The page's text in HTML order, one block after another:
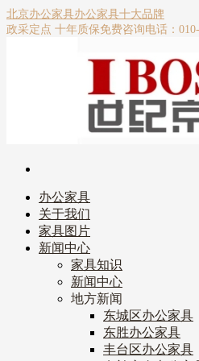
北京办公家具办公家具十大品牌
政采定点 十年质保免费咨询电话：
办公家具
关于我们
家具图片
新闻中心
家具知识
新闻中心
地方新闻
东城区办公家具
东胜办公家具
丰台区办公家具